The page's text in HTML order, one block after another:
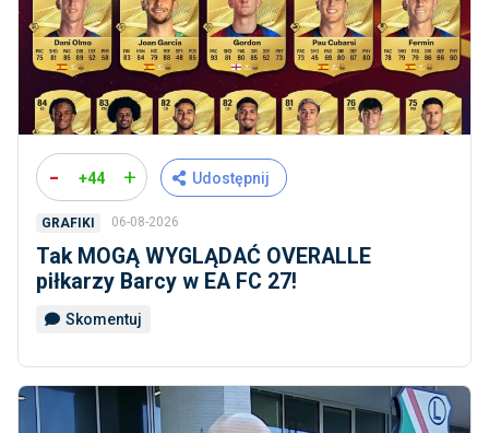
- +44 + Udostępnij
GRAFIKI 06-08-2026
Tak MOGĄ WYGLĄDAĆ OVERALLE
piłkarzy Barcy w EA FC 27!
Skomentuj